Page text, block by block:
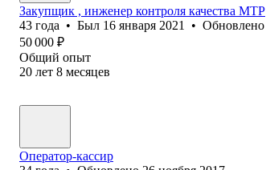
Закупщик , инженер контроля качества МТР
43 года • Был 16 января 2021 • Обновлено
50 000 ₽
Общий опыт
20 лет 8 месяцев
Оператор-кассир